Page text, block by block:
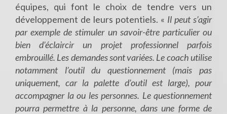
équipes, qui font le choix de tendre vers un
développement de leurs potentiels. « Il peut s’agir
par exemple de stimuler un savoir-être particulier ou
bien d’éclaircir un projet professionnel parfois
embrouillé. Les demandes sont variées. Le coach utilise
notamment l’outil du questionnement (mais pas
uniquement, car la palette d’outil est large), pour
accompagner la ou les personnes. Le questionnement
pourra permettre à la personne, dans une forme de